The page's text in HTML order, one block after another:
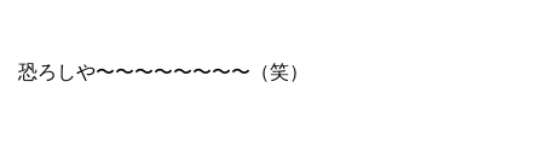
恐ろしや〜〜〜〜〜〜〜〜（笑）